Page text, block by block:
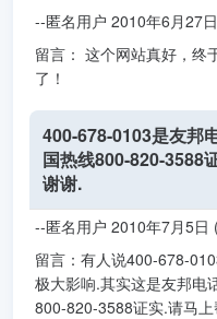
--匿名用户 2010年6月27
留言： 这个网站真好，终
了！
400-678-0103是友邦
国热线800-820-3588
谢谢.
--匿名用户 2010年7月5日
留言：有人说400-678-
极大影响.其实这是友邦电
800-820-3588证实.请马